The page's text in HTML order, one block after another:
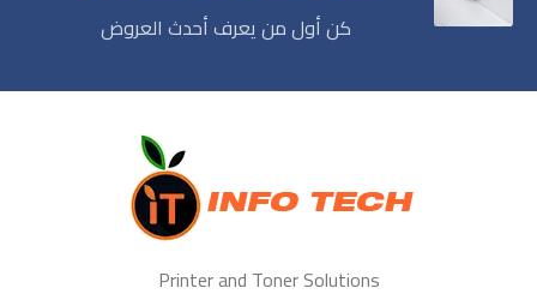
كن أول من يعرف أحدث العروض
Printer and Toner Solutions